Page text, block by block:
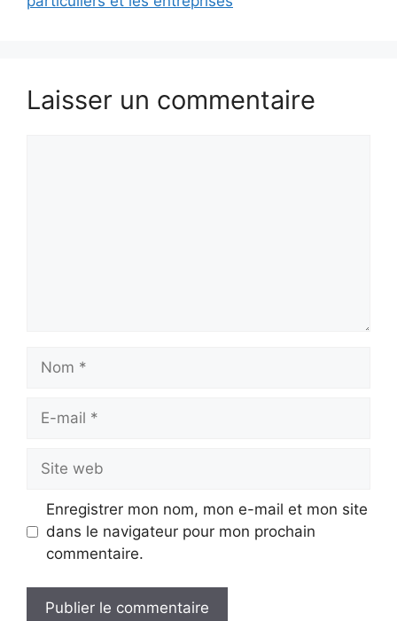
Laisser un commentaire
mail
web
Enregistrer mon nom, mon e-mail et mon site
dans le navigateur pour mon prochain
commentaire.